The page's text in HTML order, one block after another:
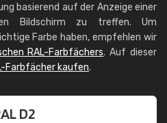
basierend auf der Anzeige einer
Bildschirm zu treffen. Um
Farbe haben, empfehlen wir
RAL-Farbfächers. Auf dieser
Farbfächer kaufen.
D2